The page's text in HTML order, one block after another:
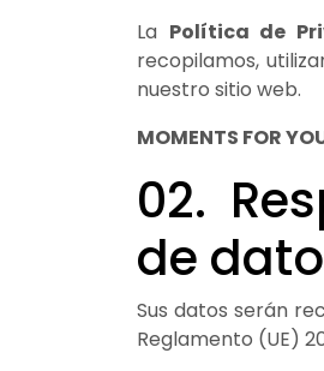
La Política de
recopilamos,
nuestro sitio web.
MOMENTS FOR
02.
de
Sus datos serán
Reglamento (UE)